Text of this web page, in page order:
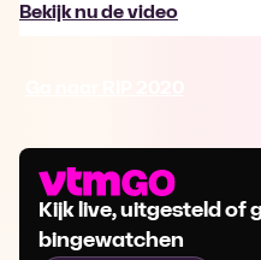
Bekijk nu de video
Kijk live, uitgesteld of
bingewatchen